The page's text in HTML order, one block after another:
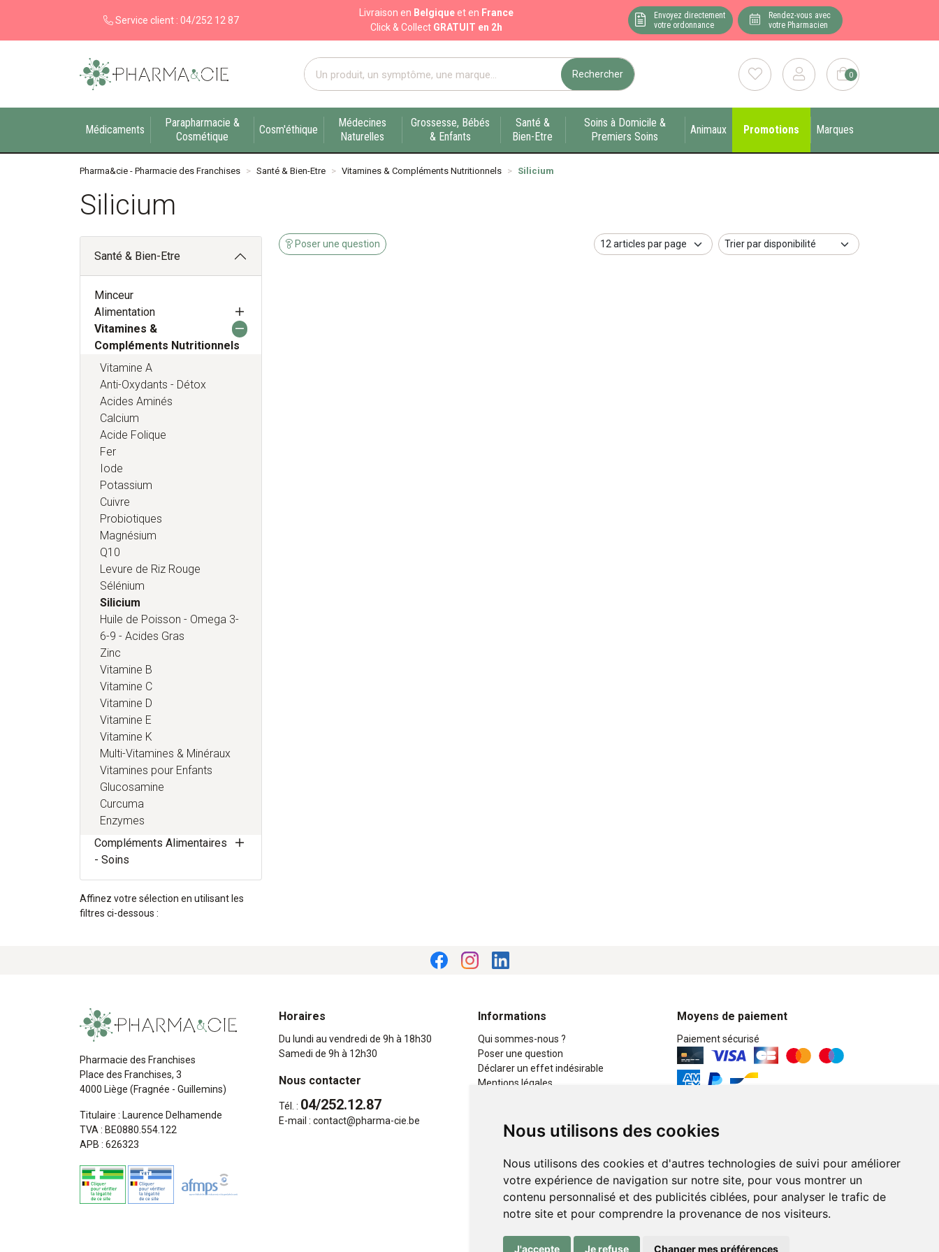
Nous utilisons des cookies
Nous utilisons des cookies et d'autres technologies de suivi pour améliorer
votre expérience de navigation sur notre site, pour vous montrer un
contenu personnalisé et des publicités ciblées, pour analyser le trafic de
notre site et pour comprendre la provenance de nos visiteurs.
J'accepte Je refuse Changer mes préférences
Service client : 04/252 12 87
Livraison en Belgique et en France
Click & Collect GRATUIT en 2h
Envoyez directement
votre ordonnance
Rendez-vous avec
votre Pharmacien
Pharma&cie - Pharmacie des Franchises Votre export pharmacie en ligne à votre service sur Liège 0
Rechercher
Médicaments
Parapharmacie &
Cosmétique
Cosm'éthique
Médecines
Naturelles
Grossesse, Bébés
& Enfants
Santé &
Bien-Etre
Soins à Domicile &
Premiers Soins
Animaux Promotions Marques
Pharma&cie - Pharmacie des Franchises Santé & Bien-Etre Vitamines & Compléments Nutritionnels Silicium
Silicium
Poser une question
Santé & Bien-Etre
Minceur
Alimentation
Vitamines &
Compléments Nutritionnels
Vitamine A
Anti-Oxydants - Détox
Acides Aminés
Calcium
Acide Folique
Fer
Iode
Potassium
Cuivre
Probiotiques
Magnésium
Q10
Levure de Riz Rouge
Sélénium
Silicium
Huile de Poisson - Omega 3-
6-9 - Acides Gras
Zinc
Vitamine B
Vitamine C
Vitamine D
Vitamine E
Vitamine K
Multi-Vitamines & Minéraux
Vitamines pour Enfants
Glucosamine
Curcuma
Enzymes
Compléments Alimentaires
- Soins
Affinez votre sélection en utilisant les
filtres ci-dessous :
Pharmacie des Franchises
Place des Franchises, 3
4000 Liège (Fragnée - Guillemins)
Titulaire : Laurence Delhamende
TVA : BE0880.554.122
APB : 626323
Horaires
Du lundi au vendredi de 9h à 18h30
Samedi de 9h à 12h30
Nous contacter
Tél. : 04/252.12.87
E-mail : contact@pharma-cie.be
Informations
Qui sommes-nous ?
Poser une question
Déclarer un effet indésirable
Mentions légales
Cookies
Moyens de paiement
Paiement sécurisé
Retrait à la pharmacie en Click & Collect
Livraison cyclo-urbaines à Liège avec :
Service professionnel et écologique de
livraisons rapides et fiables.